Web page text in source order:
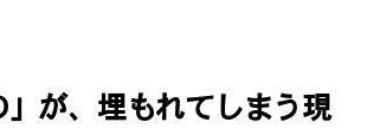
」が、埋もれてしまう現